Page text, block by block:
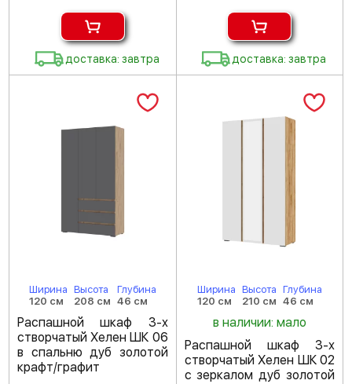
доставка: завтра доставка: завтра
Ширина
120 см
Высота
208 см
Глубина
46 см
Распашной шкаф 3-х
створчатый Хелен ШК 06
в спальню дуб золотой
крафт/графит
Ширина
120 см
Высота
210 см
Глубина
46 см
в наличии: мало
Распашной шкаф 3-х
створчатый Хелен ШК 02
с зеркалом дуб золотой